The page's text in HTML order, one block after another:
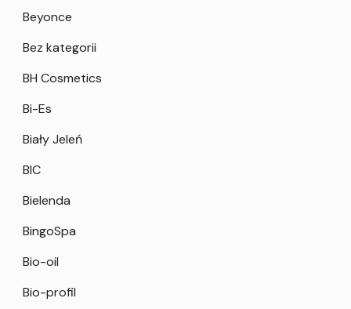
Beyonce
Bez kategorii
BH Cosmetics
Bi-Es
Biały Jeleń
BIC
Bielenda
BingoSpa
Bio-oil
Bio-profil